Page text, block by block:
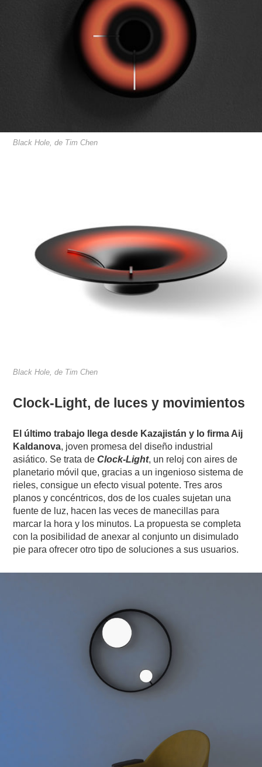
Black Hole, de Tim Chen
Black Hole, de Tim Chen
Clock-Light, de luces y movimientos
El último trabajo llega desde Kazajistán y lo firma Aij
Kaldanova, joven promesa del diseño industrial
asiático. Se trata deClock-Light, un reloj con aires de
planetario móvil que, gracias a un ingenioso sistema de
rieles, consigue un efecto visual potente. Tres aros
planos y concéntricos, dos de los cuales sujetan una
fuente de luz, hacen las veces de manecillas para
marcar la hora y los minutos. La propuesta se completa
con la posibilidad de anexar al conjunto un disimulado
pie para ofrecer otro tipo de soluciones a sus usuarios.